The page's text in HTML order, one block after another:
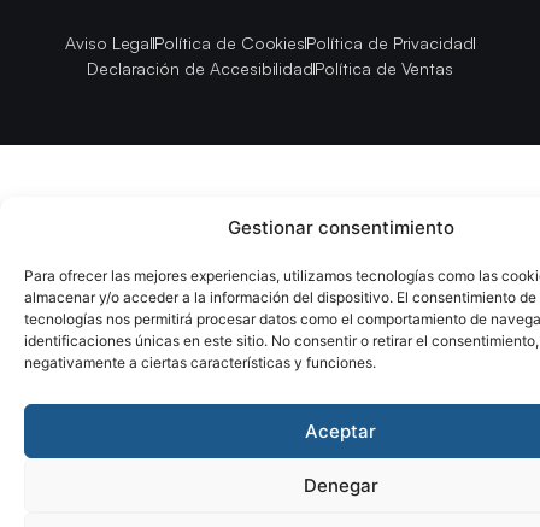
Gestionar consentimiento
Para ofrecer las mejores experiencias, utilizamos tecnologías como las
almacenar y/o acceder a la información del dispositivo. El consentimiento de
tecnologías nos permitirá procesar datos como el comportamiento de
identificaciones únicas en este sitio. No consentir o retirar el
negativamente a ciertas características y funciones.
Aceptar
Denegar
Aviso LegalPolítica de CookiesPolítica de Privacidad
Declaración de AccesibilidadPolítica de Ventas